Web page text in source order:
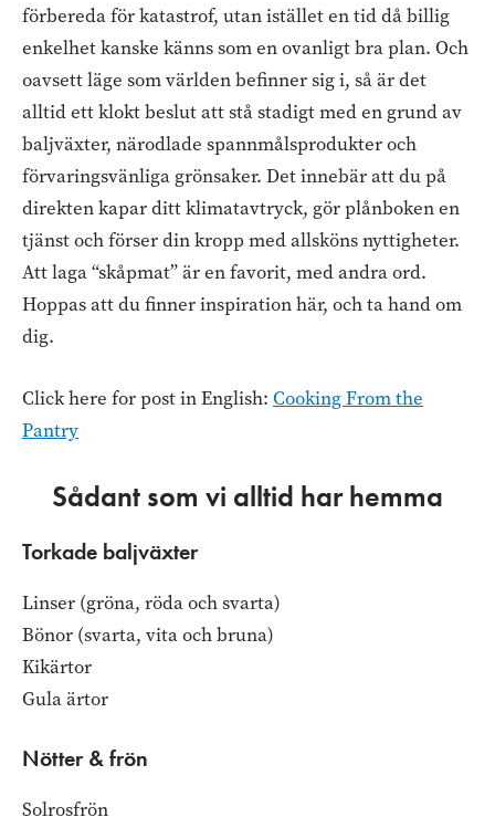
förbereda för katastrof, utan istället en tid då billig
enkelhet kanske känns som en ovanligt bra plan. Och
oavsett läge som världen befinner sig i, så är det
alltid ett klokt beslut att stå stadigt med en grund av
baljväxter, närodlade spannmålsprodukter och
förvaringsvänliga grönsaker. Det innebär att du på
direkten kapar ditt klimatavtryck, gör plånboken en
tjänst och förser din kropp med allsköns nyttigheter.
Att laga “skåpmat” är en favorit, med andra ord.
Hoppas att du finner inspiration här, och ta hand om
dig.
Click here for post in English: Cooking From the
Pantry
Sådant som vi alltid har hemma
Torkade baljväxter
Linser (gröna, röda och svarta)
Bönor (svarta, vita och bruna)
Kikärtor
Gula ärtor
Nötter & frön
Solrosfrön